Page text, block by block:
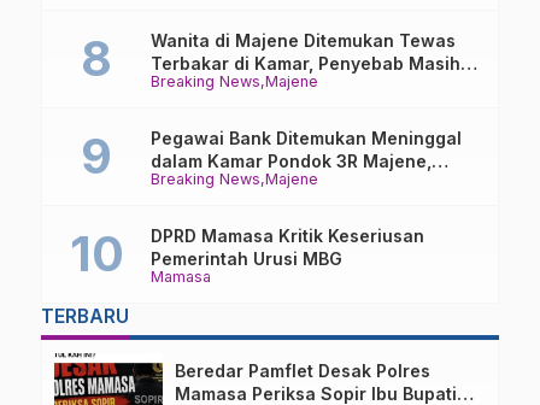
Breaking News Majene
Wanita di Majene Ditemukan Tewas
Terbakar di Kamar, Penyebab Masih
Misterius
Breaking News Majene
Pegawai Bank Ditemukan Meninggal
dalam Kamar Pondok 3R Majene,
Polisi Lakukan Penyelidikan
Mamasa
DPRD Mamasa Kritik Keseriusan
Pemerintah Urusi MBG
TERBARU
Beredar Pamflet Desak Polres
Mamasa Periksa Sopir Ibu Bupati